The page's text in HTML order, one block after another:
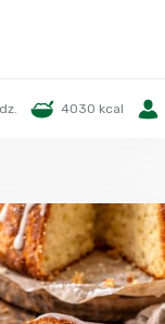
4030 kcal